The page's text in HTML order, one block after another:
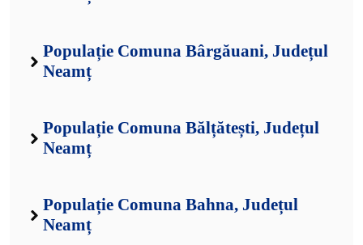
Populație Comuna Bârgăuani, Județul
Neamț
Populație Comuna Bălțătești, Județul
Neamț
Populație Comuna Bahna, Județul
Neamț